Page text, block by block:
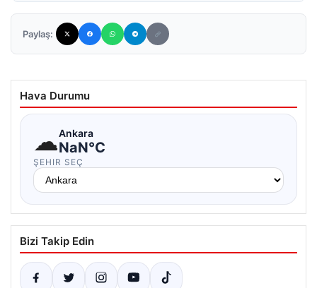
Paylaş:
Hava Durumu
☁Ankara
NaN°C
ŞEHIR SEÇ
Bizi Takip Edin